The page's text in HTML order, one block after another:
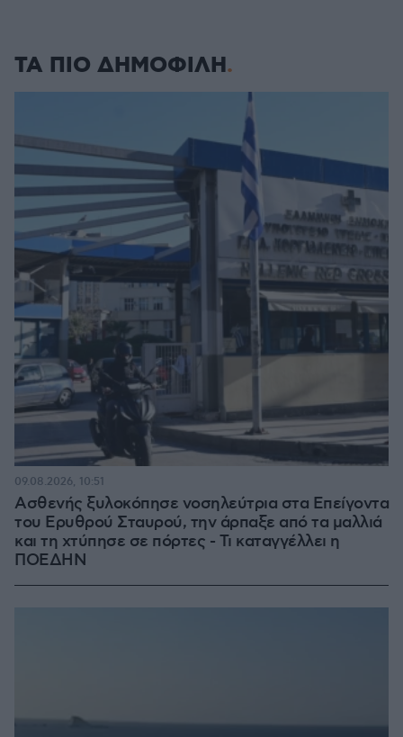
ΤΑ ΠΙΟ ΔΗΜΟΦΙΛΗ
Ασθενής ξυλοκόπησε νοσηλεύτρια στα Επείγοντα
του Ερυθρού Σταυρού, την άρπαξε από τα μαλλιά
και τη χτύπησε σε πόρτες - Τι καταγγέλλει η
ΠΟΕΔΗΝ
09.08.2026, 10:51